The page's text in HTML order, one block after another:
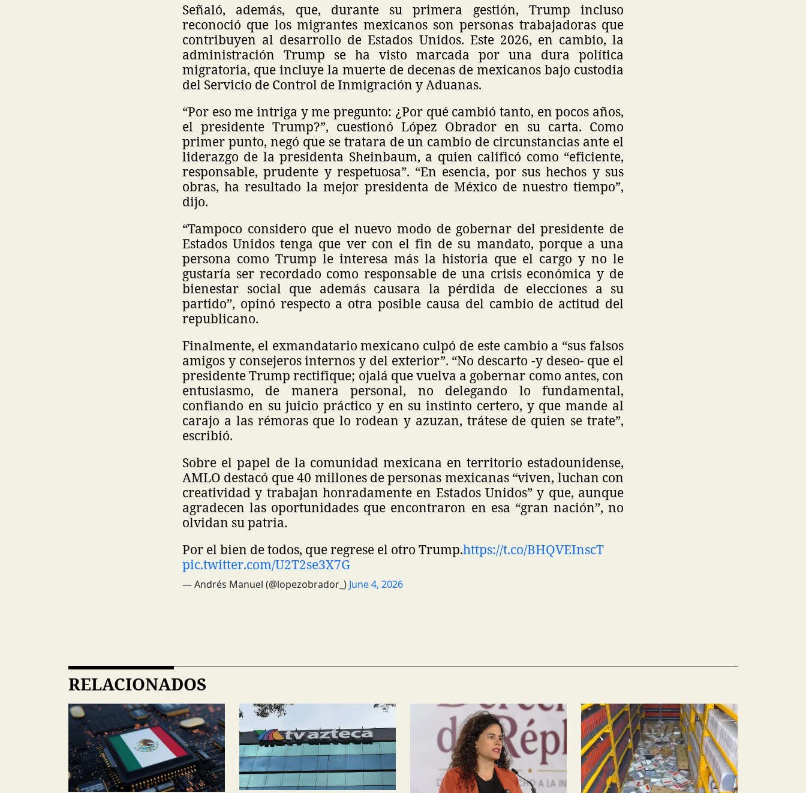
Señaló, además, que, durante su primera gestión, Trump incluso
reconoció que los migrantes mexicanos son personas trabajadoras que
contribuyen al desarrollo de Estados Unidos. Este 2026, en cambio, la
administración Trump se ha visto marcada por una dura política
migratoria, que incluye la muerte de decenas de mexicanos bajo custodia
del Servicio de Control de Inmigración y Aduanas.
“Por eso me intriga y me pregunto: ¿Por qué cambió tanto, en pocos años,
el presidente Trump?”, cuestionó López Obrador en su carta. Como
primer punto, negó que se tratara de un cambio de circunstancias ante el
liderazgo de la presidenta Sheinbaum, a quien calificó como “eficiente,
responsable, prudente y respetuosa”. “En esencia, por sus hechos y sus
obras, ha resultado la mejor presidenta de México de nuestro tiempo”,
dijo.
“Tampoco considero que el nuevo modo de gobernar del presidente de
Estados Unidos tenga que ver con el fin de su mandato, porque a una
persona como Trump le interesa más la historia que el cargo y no le
gustaría ser recordado como responsable de una crisis económica y de
bienestar social que además causara la pérdida de elecciones a su
partido”, opinó respecto a otra posible causa del cambio de actitud del
republicano.
Finalmente, el exmandatario mexicano culpó de este cambio a “sus falsos
amigos y consejeros internos y del exterior”. “No descarto -y deseo- que el
presidente Trump rectifique; ojalá que vuelva a gobernar como antes, con
entusiasmo, de manera personal, no delegando lo fundamental,
confiando en su juicio práctico y en su instinto certero, y que mande al
carajo a las rémoras que lo rodean y azuzan, trátese de quien se trate”,
escribió.
Sobre el papel de la comunidad mexicana en territorio estadounidense,
AMLO destacó que 40 millones de personas mexicanas “viven, luchan con
creatividad y trabajan honradamente en Estados Unidos” y que, aunque
agradecen las oportunidades que encontraron en esa “gran nación”, no
olvidan su patria.
Por el bien de todos, que regrese el otro Trump.https://t.co/BHQVEInscT
pic.twitter.com/U2T2se3X7G
— Andrés Manuel (@lopezobrador_) June 4, 2026
RELACIONADOS